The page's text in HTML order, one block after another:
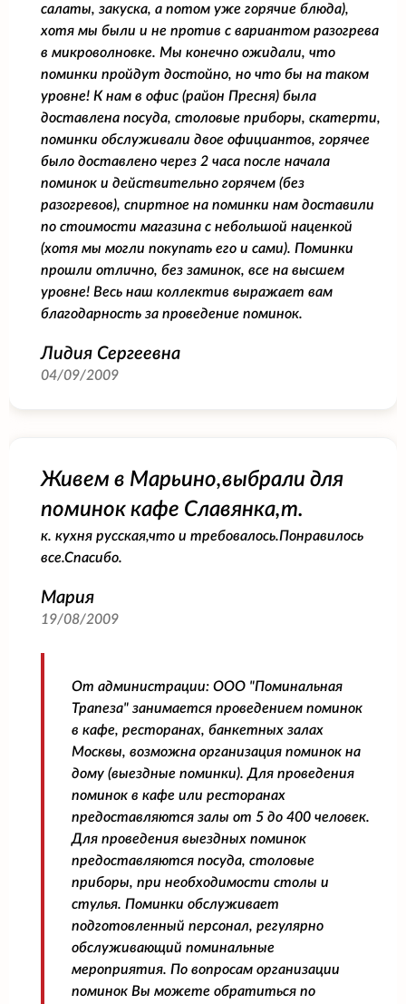
салаты, закуска, а потом уже горячие блюда),
хотя мы были и не против с вариантом разогрева
в микроволновке. Мы конечно ожидали, что
поминки пройдут достойно, но что бы на таком
уровне! К нам в офис (район Пресня) была
доставлена посуда, столовые приборы, скатерти,
поминки обслуживали двое официантов, горячее
было доставлено через 2 часа после начала
поминок и действительно горячем (без
разогревов), спиртное на поминки нам доставили
по стоимости магазина с небольшой наценкой
(хотя мы могли покупать его и сами). Поминки
прошли отлично, без заминок, все на высшем
уровне! Весь наш коллектив выражает вам
благодарность за проведение поминок.
Лидия Сергеевна
04/09/2009
Живем в Марьино,выбрали для
поминок кафе Славянка,т.
к. кухня русская,что и требовалось.Понравилось
все.Спасибо.
Мария
19/08/2009
От администрации: ООО "Поминальная
Трапеза" занимается проведением поминок
в кафе, ресторанах, банкетных залах
Москвы, возможна организация поминок на
дому (выездные поминки). Для проведения
поминок в кафе или ресторанах
предоставляются залы от 5 до 400 человек.
Для проведения выездных поминок
предоставляются посуда, столовые
приборы, при необходимости столы и
стулья. Поминки обслуживает
подготовленный персонал, регулярно
обслуживающий поминальные
мероприятия. По вопросам организации
поминок Вы можете обратиться по